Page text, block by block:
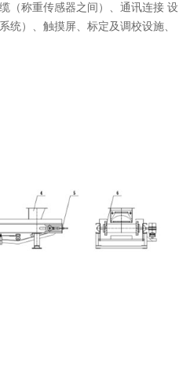
（称重传感器之间）、通讯连接 设
统）、触摸屏、标定及调校设施、